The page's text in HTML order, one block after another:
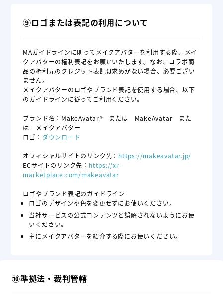
⑨ロゴまたは表記の利用について
MAガイドラインに則ってメイクアバターを利用する際、メイ
クアバターの権利表記をお願いいたします。なお、コラボ商
品の権利元のクレジット表記は求めがない場合、必要ござい
ません。
メイクアバターのロゴやブランド表記を使用する場合、以下
のガイドラインに従ってご利用ください。
ブランド名：MakeAvatar® または MakeAvatar また
は メイクアバター
ロゴ： ダウンロード
オフィシャルサイトのリンク先： https://makeavatar.jp/
ECサイトのリンク先： https://xr-
marketplace.com/makeavatar
ロゴやブランド表記のガイドライン
ロゴのデザインや色を変更せずにお使いください。
当社サービスの公式コンテンツと誤解されないようにお使
いください。
主にメイクアバターを紹介する際にお使いください。
⑩準拠法・裁判管轄